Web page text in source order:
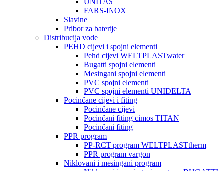
UNITAS
FARS-INOX
Slavine
Pribor za baterije
Distribucija vode
PEHD cijevi i spojni elementi
Pehd cijevi WELTPLASTwater
Bugatti spojni elementi
Mesingani spojni elementi
PVC spojni elementi
PVC spojni elementi UNIDELTA
Pocinčane cijevi i fiting
Pocinčane cijevi
Pocinčani fiting cimos TITAN
Pocinčani fiting
PPR program
PP-RCT program WELTPLASTtherm
PPR program vargon
Niklovani i mesingani program